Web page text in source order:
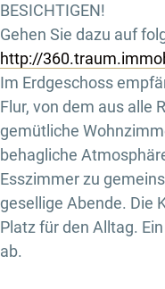
BESICHTIGEN!
Gehen Sie dazu auf
http://
Im Erdgeschoss
Flur, von dem aus alle
gemütliche
behagliche
Esszimmer zu
gesellige Abende. Die
Platz für den Alltag.
ab.